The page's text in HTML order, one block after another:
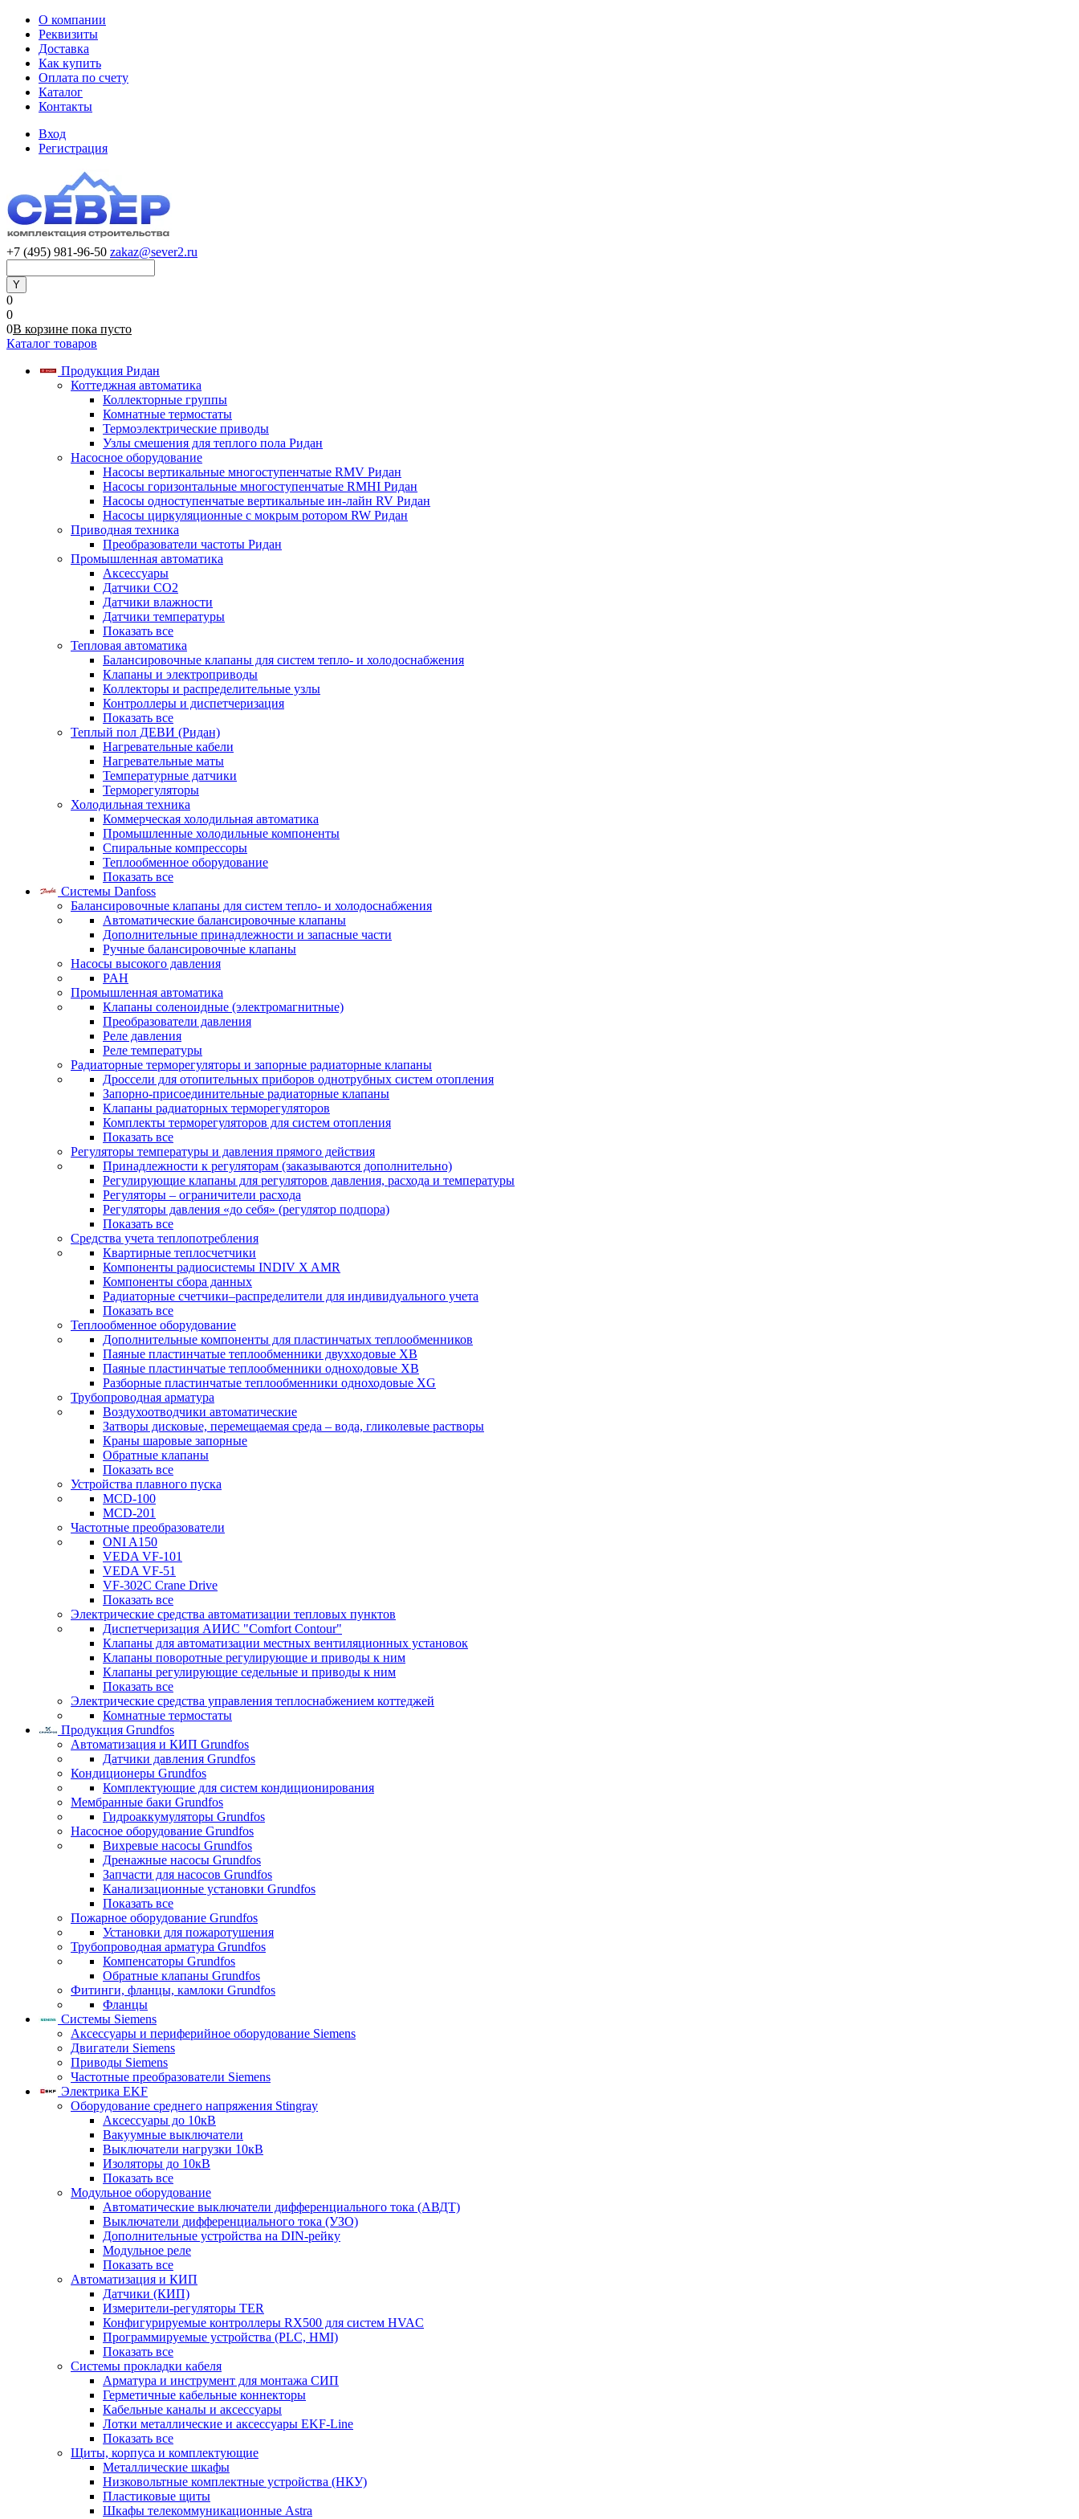
О компании
Реквизиты
Доставка
Как купить
Оплата по счету
Каталог
Контакты
Вход
Регистрация
+7 (495) 981-96-50 zakaz@sever2.ru
0
0
0В корзине пока пусто
Каталог товаров
Продукция Ридан
Коттеджная автоматика
Коллекторные группы
Комнатные термостаты
Термоэлектрические приводы
Узлы смешения для теплого пола Ридан
Насосное оборудование
Насосы вертикальные многоступенчатые RMV Ридан
Насосы горизонтальные многоступенчатые RMHI Ридан
Насосы одноступенчатые вертикальные ин-лайн RV Ридан
Насосы циркуляционные с мокрым ротором RW Ридан
Приводная техника
Преобразователи частоты Ридан
Промышленная автоматика
Аксессуары
Датчики CO2
Датчики влажности
Датчики температуры
Показать все
Тепловая автоматика
Балансировочные клапаны для систем тепло- и холодоснабжения
Клапаны и электроприводы
Коллекторы и распределительные узлы
Контроллеры и диспетчеризация
Показать все
Теплый пол ДЕВИ (Ридан)
Нагревательные кабели
Нагревательные маты
Температурные датчики
Терморегуляторы
Холодильная техника
Коммерческая холодильная автоматика
Промышленные холодильные компоненты
Спиральные компрессоры
Теплообменное оборудование
Показать все
Системы Danfoss
Балансировочные клапаны для систем тепло- и холодоснабжения
Автоматические балансировочные клапаны
Дополнительные принадлежности и запасные части
Ручные балансировочные клапаны
Насосы высокого давления
PAH
Промышленная автоматика
Клапаны соленоидные (электромагнитные)
Преобразователи давления
Реле давления
Реле температуры
Радиаторные терморегуляторы и запорные радиаторные клапаны
Дроссели для отопительных приборов однотрубных систем отопления
Запорно-присоединительные радиаторные клапаны
Клапаны радиаторных терморегуляторов
Комплекты терморегуляторов для систем отопления
Показать все
Регуляторы температуры и давления прямого действия
Принадлежности к регуляторам (заказываются дополнительно)
Регулирующие клапаны для регуляторов давления, расхода и температуры
Регуляторы – ограничители расхода
Регуляторы давления «до себя» (регулятор подпора)
Показать все
Средства учета теплопотребления
Квартирные теплосчетчики
Компоненты радиосистемы INDIV X AMR
Компоненты сбора данных
Радиаторные счетчики–распределители для индивидуального учета
Показать все
Теплообменное оборудование
Дополнительные компоненты для пластинчатых теплообменников
Паяные пластинчатые теплообменники двухходовые XB
Паяные пластинчатые теплообменники одноходовые ХВ
Разборные пластинчатые теплообменники одноходовые ХG
Трубопроводная арматура
Воздухоотводчики автоматические
Затворы дисковые, перемещаемая среда – вода, гликолевые растворы
Краны шаровые запорные
Обратные клапаны
Показать все
Устройства плавного пуска
MCD-100
MCD-201
Частотные преобразователи
ONI A150
VEDA VF-101
VEDA VF-51
VF-302C Crane Drive
Показать все
Электрические средства автоматизации тепловых пунктов
Диспетчеризация АИИС "Comfort Contour"
Клапаны для автоматизации местных вентиляционных установок
Клапаны поворотные регулирующие и приводы к ним
Клапаны регулирующие седельные и приводы к ним
Показать все
Электрические средства управления теплоснабжением коттеджей
Комнатные термостаты
Продукция Grundfos
Автоматизация и КИП Grundfos
Датчики давления Grundfos
Кондиционеры Grundfos
Комплектующие для систем кондиционирования
Мембранные баки Grundfos
Гидроаккумуляторы Grundfos
Насосное оборудование Grundfos
Вихревые насосы Grundfos
Дренажные насосы Grundfos
Запчасти для насосов Grundfos
Канализационные установки Grundfos
Показать все
Пожарное оборудование Grundfos
Установки для пожаротушения
Трубопроводная арматура Grundfos
Компенсаторы Grundfos
Обратные клапаны Grundfos
Фитинги, фланцы, камлоки Grundfos
Фланцы
Системы Siemens
Аксессуары и периферийное оборудование Siemens
Двигатели Siemens
Приводы Siemens
Частотные преобразователи Siemens
Электрика EKF
Оборудование среднего напряжения Stingray
Аксессуары до 10кВ
Вакуумные выключатели
Выключатели нагрузки 10кВ
Изоляторы до 10кВ
Показать все
Модульное оборудование
Автоматические выключатели дифференциального тока (АВДТ)
Выключатели дифференциального тока (УЗО)
Дополнительные устройства на DIN-рейку
Модульное реле
Показать все
Автоматизация и КИП
Датчики (КИП)
Измерители-регуляторы TER
Конфигурируемые контроллеры RX500 для систем HVAC
Программируемые устройства (PLC, HMI)
Показать все
Системы прокладки кабеля
Арматура и инструмент для монтажа СИП
Герметичные кабельные коннекторы
Кабельные каналы и аксессуары
Лотки металлические и аксессуары EKF-Line
Показать все
Щиты, корпуса и комплектующие
Металлические шкафы
Низковольтные комплектные устройства (НКУ)
Пластиковые щиты
Шкафы телекоммуникационные Astra